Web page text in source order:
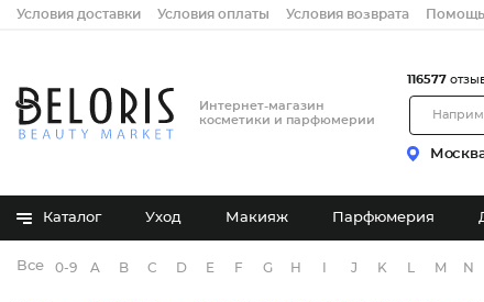
Условия доставки Условия оплаты Условия возврата Помощь
Интернет-магазин
косметики и парфюмерии
116577
Каталог Уход Макияж Парфюмерия
Все бренды
0-9 A B C D E F G H J K M N